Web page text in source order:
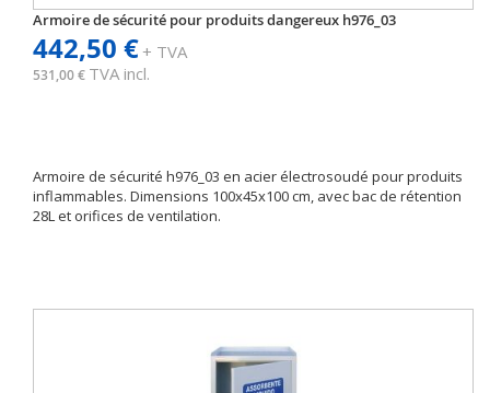
Armoire de sécurité pour produits dangereux h976_03
442,50 €+ TVA
531,00 € TVA incl.
Armoire de sécurité h976_03 en acier électrosoudé pour produits
inflammables. Dimensions 100x45x100 cm, avec bac de rétention
28L et orifices de ventilation.